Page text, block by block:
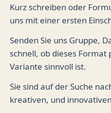
Kurz schreiben oder
uns mit einer ersten
Senden Sie uns Gruppe,
schnell, ob dieses Format
Variante sinnvoll ist.
Sie sind auf der Suche
kreativen, und